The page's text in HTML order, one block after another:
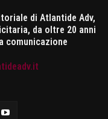
di Atlantide Adv,
da oltre 20 anni
comunicazione